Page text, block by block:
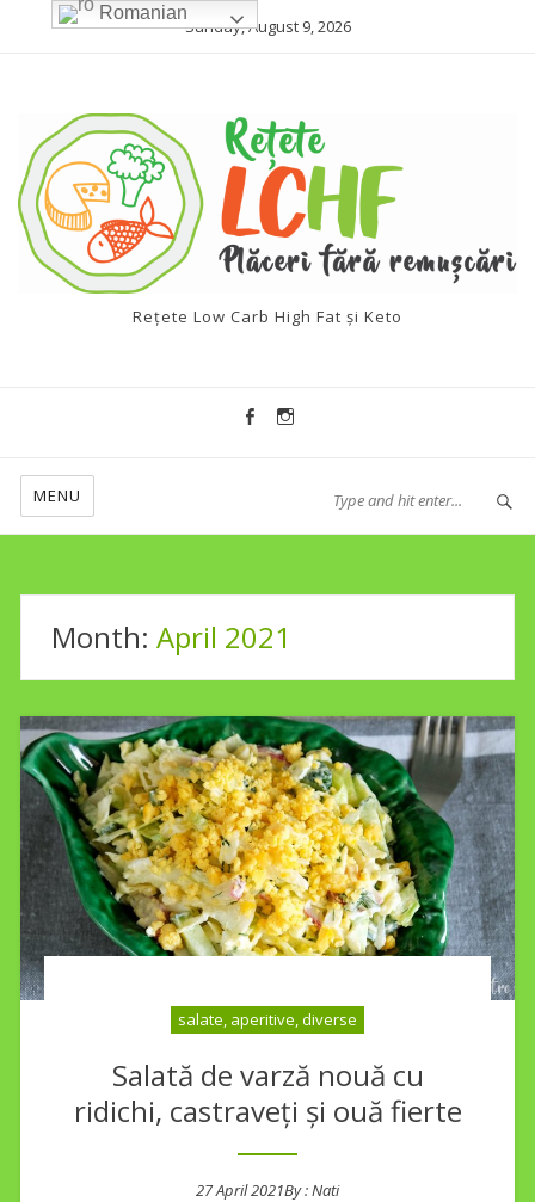
Sunday, August 9, 2026
Rețete Low Carb High Fat și Keto
MENU
Month: April 2021
salate, aperitive, diverse
Salată de varză nouă cu
ridichi, castraveți și ouă fierte
27 April 2021By :Nati
Romanian